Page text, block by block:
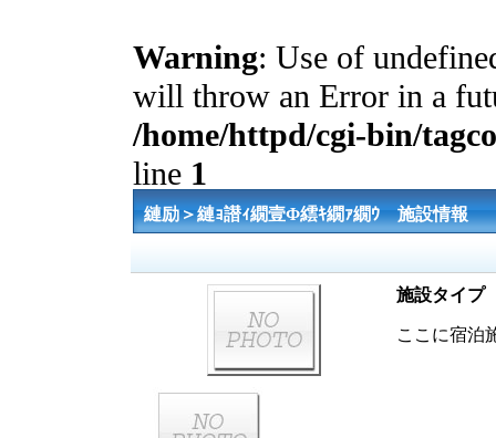
Warning: Use of
will throw an Error in a
/home/httpd/cgi-bin/
line 1
縺励＞縺ｮ譛ｨ繝壹Φ繧ｷ繝ｧ繝ｳ 施設情報
施設タイプ
ここに宿泊